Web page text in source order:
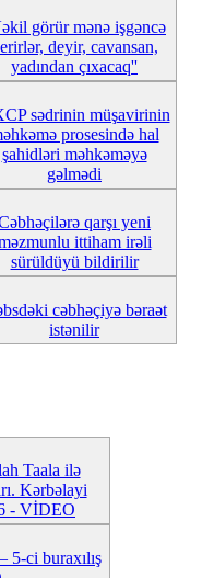
görür mənə işgəncə
deyir, cavansan,
yadından çıxacaq''
sədrinin müşavirinin
prosesində hal
şahidləri məhkəməyə
gəlmədi
qarşı yeni
ittiham irəli
sürüldüyü bildirilir
cəbhəçiyə bəraət
istənilir
Taala ilə
Kərbəlayi
- VİDEO
ci buraxılış